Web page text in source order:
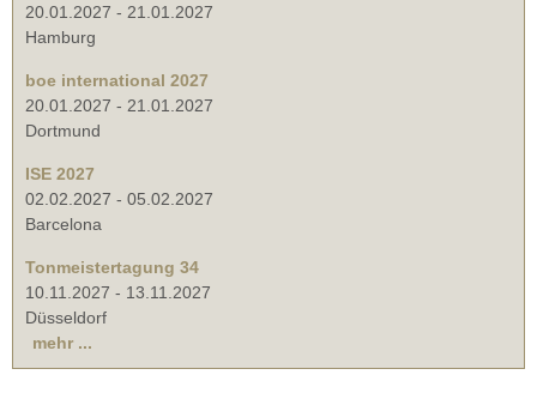
20.01.2027 - 21.01.2027
Hamburg
boe international 2027
20.01.2027 - 21.01.2027
Dortmund
ISE 2027
02.02.2027 - 05.02.2027
Barcelona
Tonmeistertagung 34
10.11.2027 - 13.11.2027
Düsseldorf
mehr ...